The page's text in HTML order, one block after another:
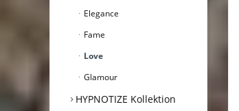
Elegance
Fame
Love
Glamour
HYPNOTIZE Kollektion